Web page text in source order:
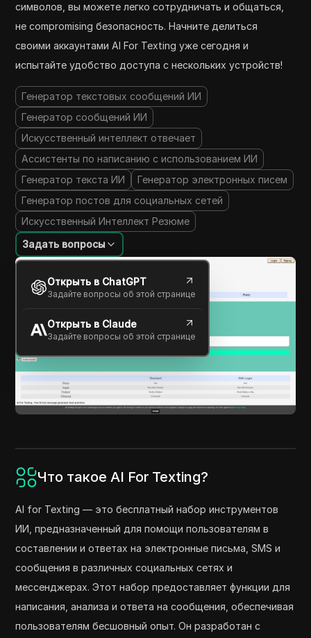
символов, вы можете легко сотрудничать и общаться,
не compromising безопасность. Начните делиться
своими аккаунтами AI For Texting уже сегодня и
испытайте удобство доступа с нескольких устройств!
Генератор текстовых сообщений ИИ
Генератор сообщений ИИ
Искусственный интеллект отвечает
Ассистенты по написанию с использованием ИИ
Генератор текста ИИ
Генератор электронных писем
Генератор постов для социальных сетей
Искусственный Интеллект Резюме
Задать вопросы
Открыть в ChatGPT
Задайте вопросы об этой странице
Открыть в Claude
Задайте вопросы об этой странице
Что такое AI For Texting?
AI for Texting — это бесплатный набор инструментов
ИИ, предназначенный для помощи пользователям в
составлении и ответах на электронные письма, SMS и
сообщения в различных социальных сетях и
мессенджерах. Этот набор предоставляет функции для
написания, анализа и ответа на сообщения, обеспечивая
пользователям бесшовный опыт. Он разработан с